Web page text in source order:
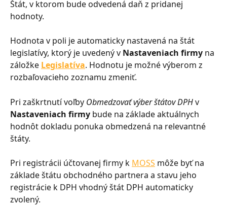
Štát, v ktorom bude odvedená daň z pridanej
hodnoty.
Hodnota v poli je automaticky nastavená na štát
legislatívy, ktorý je uvedený v Nastaveniach firmy na
záložke Legislatíva. Hodnotu je možné výberom z
rozbaľovacieho zoznamu zmeniť.
Pri zaškrtnutí voľby Obmedzovať výber štátov DPH v
Nastaveniach firmy bude na základe aktuálnych
hodnôt dokladu ponuka obmedzená na relevantné
štáty.
Pri registrácii účtovanej firmy k MOSS môže byť na
základe štátu obchodného partnera a stavu jeho
registrácie k DPH vhodný štát DPH automaticky
zvolený.